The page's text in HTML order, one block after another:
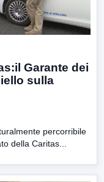
Garante dei
sulla
percorribile
della Caritas...